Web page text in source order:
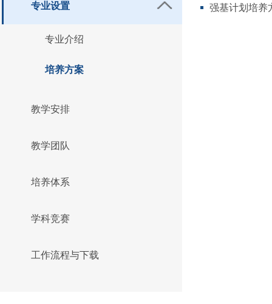
专业设置
专业介绍
培养方案
教学安排
教学团队
培养体系
学科竞赛
工作流程与下载
强基计划培养